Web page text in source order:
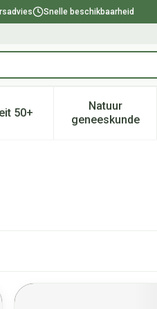
Snelle beschikbaarheid
categorieen kinderen
50+
Toon submenu voor Vitaliteit
Natuur
geneeskunde
Toon